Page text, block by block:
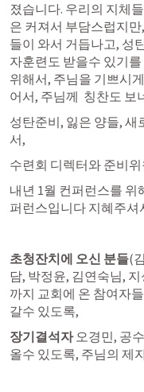
졌습니다. 우리의 지체
은 커져서 부담스럽지
들이 와서 거듭나고, 성
자훈련도 받을수 있기
위해서, 주님을 기쁘시
어서, 주님께  칭찬도 보
성탄준비, 잃은 양들,
서,
수련회 디렉터와 준비
내년 1월 컨퍼런스를 위
퍼런스입니다 지혜주셔
초청잔치에 오신 분들(
담, 박정윤, 김연숙님,
까지 교회에 온 참여자
갈수 있도록,
장기결석자 오경민, 공
올수 있도록, 주님의 제